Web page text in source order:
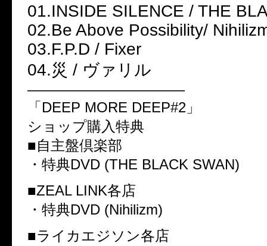
01.INSIDE SILENCE / THE
02.Be Above Possibility/
03.F.P.D / Fixer
04.災 / ヴァリル
———————————
「DEEP MORE DEEP#2」
ショップ購入特典
■自主盤倶楽部
・特典DVD (THE BLACK SWAN)
■ZEAL LINK各店
・特典DVD (Nihilizm)
■ライカエジソン各店